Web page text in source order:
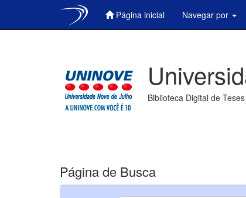
Página inicial Navegar por
Biblioteca Digital de
Página de Busca